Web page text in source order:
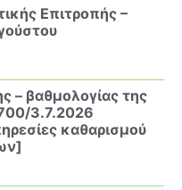
Επιτροπής –
– βαθμολογίας της
3.7.2026
καθαρισμού